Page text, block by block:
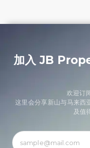
加入 JB
欢迎
这里会分享新山与马来西
及值